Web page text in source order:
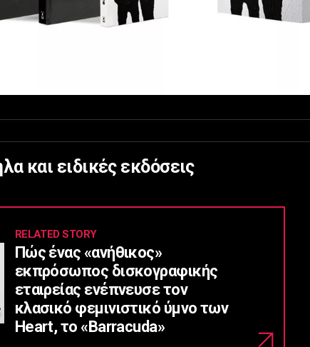
και ειδικές εκδόσεις
RELATED STORY
Πώς ένας «ανήθικος»
εκπρόσωπος δισκογραφικής
εταιρείας ενέπνευσε τον
κλασικό φεμινιστικό ύμνο των
Heart, το «Barracuda»